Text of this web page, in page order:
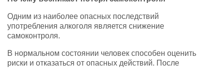
Одним из наиболее опасных последствий
употребления алкоголя является снижение
самоконтроля.
В нормальном состоянии человек способен оценить
риски и отказаться от опасных действий. После